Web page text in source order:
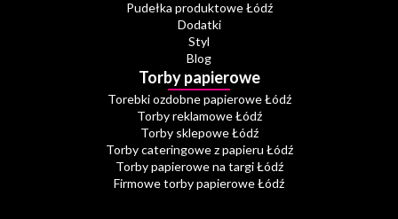
Pudełka produktowe Łódź
Dodatki
Styl
Blog
Torby papierowe
Torebki ozdobne papierowe Łódź
Torby reklamowe Łódź
Torby sklepowe Łódź
Torby cateringowe z papieru Łódź
Torby papierowe na targi Łódź
Firmowe torby papierowe Łódź